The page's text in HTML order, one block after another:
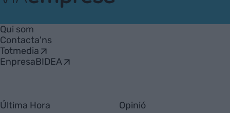
Empresa
Qui som
Contacta'ns
Totmedia
EnpresaBIDEA
Última Hora Opinió